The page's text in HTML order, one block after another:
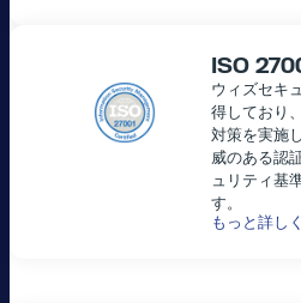
ISO
ウィズセキ
得しており
対策を実施
威のある認
ュリティ基
す。
もっと詳しく